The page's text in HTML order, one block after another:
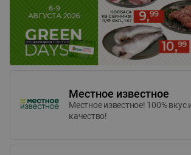
Местное известное
Местное известное! 100% вкус
качество!